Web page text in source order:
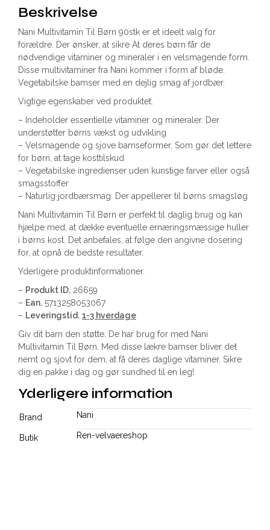
Beskrivelse
Nani Multivitamin Til Børn 90stk er et ideelt valg for
forældre. Der ønsker, at sikre At deres børn får de
nødvendige vitaminer og mineraler i en velsmagende form.
Disse multivitaminer fra Nani kommer i form af bløde.
Vegetabilske bamser med en dejlig smag af jordbær.
Vigtige egenskaber ved produktet.
– Indeholder essentielle vitaminer og mineraler. Der
understøtter børns vækst og udvikling
– Velsmagende og sjove bamseformer. Som gør det lettere
for børn, at tage kosttilskud
– Vegetabilske ingredienser uden kunstige farver eller også
smagsstoffer
– Naturlig jordbærsmag. Der appellerer til børns smagsløg
Nani Multivitamin Til Børn er perfekt til daglig brug og kan
hjælpe med, at dække eventuelle ernæringsmæssige huller
i børns kost. Det anbefales, at følge den angivne dosering
for, at opnå de bedste resultater.
Yderligere produktinformationer.
– Produkt ID. 26659
– Ean. 5713258053067
– Leveringstid. 1-3 hverdage
Giv dit barn den støtte. De har brug for med Nani
Multivitamin Til Børn. Med disse lækre bamser bliver det
nemt og sjovt for dem, at få deres daglige vitaminer. Sikre
dig en pakke i dag og gør sundhed til en leg!
Yderligere information
Brand Nani
Butik Ren-velvaereshop